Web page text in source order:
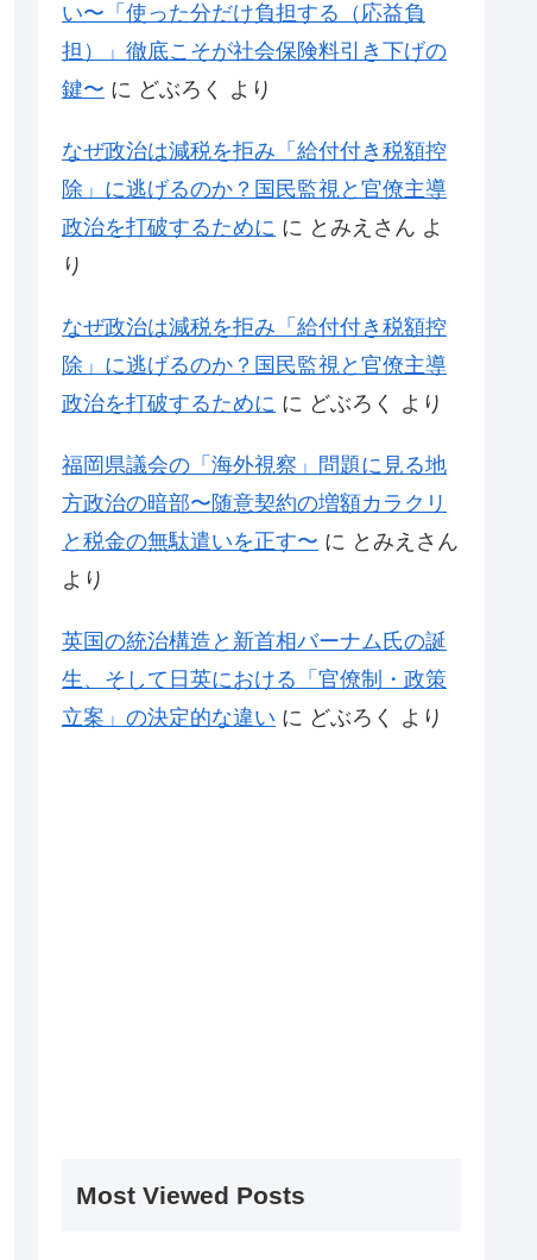
い〜「使った分だけ負担する（応益負
担）」徹底こそが社会保険料引き下げの
鍵〜 に どぶろく より
なぜ政治は減税を拒み「給付付き税額控
除」に逃げるのか？国民監視と官僚主導
政治を打破するために に とみえさん よ
り
なぜ政治は減税を拒み「給付付き税額控
除」に逃げるのか？国民監視と官僚主導
政治を打破するために に どぶろく より
福岡県議会の「海外視察」問題に見る地
方政治の暗部〜随意契約の増額カラクリ
と税金の無駄遣いを正す〜 に とみえさん
より
英国の統治構造と新首相バーナム氏の誕
生、そして日英における「官僚制・政策
立案」の決定的な違い に どぶろく より
Most Viewed Posts